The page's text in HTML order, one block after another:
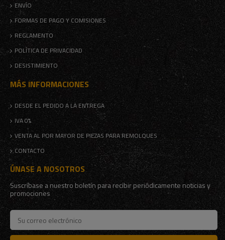
ENVÍO
FORMAS DE PAGO Y COMISIONES
REGLAMENTO
POLÍTICA DE PRIVACIDAD
DESISTIMIENTO
MÁS INFORMACIONES
DESDE EL PEDIDO A LA ENTREGA
IVA 0%
VENTA AL POR MAYOR DE PIEZAS PARA REMOLQUES
CONTACTO
ÚNASE A NOSOTROS
Suscríbase a nuestro boletín para recibir periódicamente noticias y
promociones